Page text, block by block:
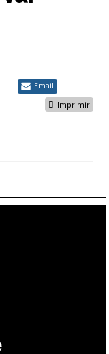
Email
Imprimir